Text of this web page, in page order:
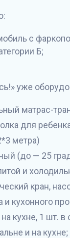
с
Б;
уже
матрас-
для
метра)
(до — 25
и
кран,
кухонного
кухне, 1 шт. в
и на кухне;